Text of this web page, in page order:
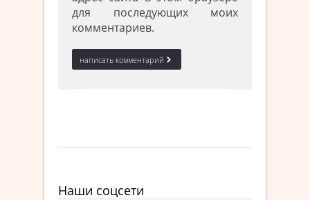
для последующих моих
комментариев.
Наши соцсети